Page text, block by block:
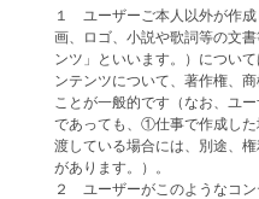
１ ユーザーご本人以外が作
画、ロゴ、小説や歌詞等の文
ンツ」といいます。）につい
ンテンツについて、著作権、
ことが一般的です（なお、ユ
であっても、①仕事で作成し
渡している場合には、別途、
があります。）。
２ ユーザーがこのようなコ